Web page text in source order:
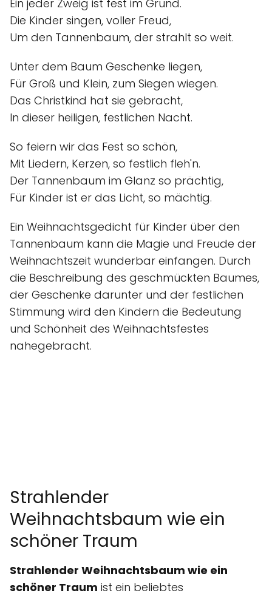
Ein jeder Zweig ist fest im Grund.
Die Kinder singen, voller Freud,
Um den Tannenbaum, der strahlt so weit.
Unter dem Baum Geschenke liegen,
Für Groß und Klein, zum Siegen wiegen.
Das Christkind hat sie gebracht,
In dieser heiligen, festlichen Nacht.
So feiern wir das Fest so schön,
Mit Liedern, Kerzen, so festlich fleh'n.
Der Tannenbaum im Glanz so prächtig,
Für Kinder ist er das Licht, so mächtig.
Ein Weihnachtsgedicht für Kinder über den
Tannenbaum kann die Magie und Freude der
Weihnachtszeit wunderbar einfangen. Durch
die Beschreibung des geschmückten Baumes,
der Geschenke darunter und der festlichen
Stimmung wird den Kindern die Bedeutung
und Schönheit des Weihnachtsfestes
nahegebracht.
Strahlender
Weihnachtsbaum wie ein
schöner Traum
Strahlender Weihnachtsbaum wie ein
schöner Traum ist ein beliebtes